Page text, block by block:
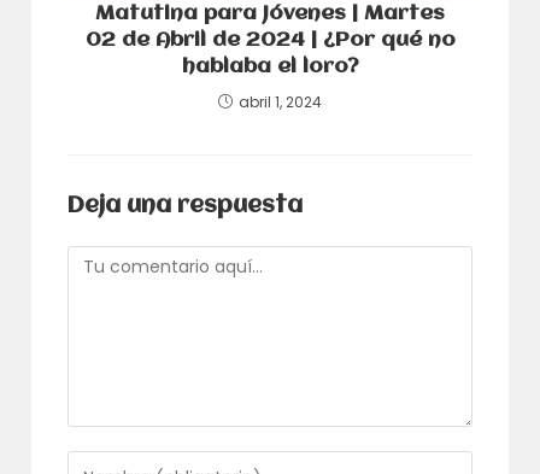
Matutina para Jóvenes | Martes
02 de Abril de 2024 | ¿Por qué no
hablaba el loro?
abril 1, 2024
Deja una respuesta
Comentario